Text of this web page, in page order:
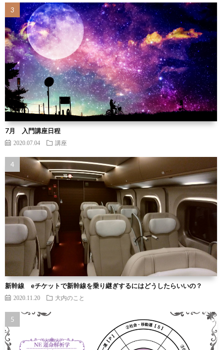
7月 入門講座日程
2020.07.04 講座
新幹線 eチケットで新幹線を乗り継ぎするにはどうしたらいいの？
2020.11.20 大内のこと